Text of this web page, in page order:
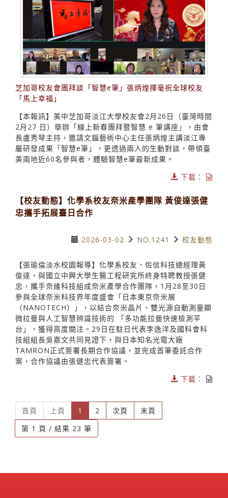
芝加哥校友會團拜談「智慧e筆」張炳煌揮毫祝全球校友
「馬上幸福」
【本報訊】美中芝加哥淡江大學校友會2月26日（臺灣時間
2月27 日）舉辦「線上新春團拜暨智慧 e 筆講座」，由會
長盧秀琴主持，邀請文錙藝術中心主任張炳煌主講淡江專
屬研發成果「智慧e筆」，更透過兩人的生動對談，帶領臺
美兩地近60名參與者，體驗智慧e筆最新成果。
下載：
【校友動態】化學系校友奈米產學團隊 黃俊達張健
忠攜手拓展臺日合作
2026-03-02 NO.1241 校友動態
【張瑜倫淡水校園報導】化學系校友、佐信科技總經理黃
俊達，與國立中興大學生醫工程研究所終身特聘教授張健
忠，攜手奈維科技組成奈米產學合作團隊，1月28至30日
參與全球奈米科技界年度盛會「日本東京奈米展
（NANOTECH）」，以結合奈米晶片、雙光源自動測量顯
微拉曼與人工智慧辨識技術的 「多功能拉曼快速檢測平
台」，獲得高度關注。29日在駐日代表李逸洋及國科會科
技組組長吳嘉文共同見證下，與日本知名光電大廠
TAMRON正式簽署長期合作協議，並完成首筆委託合作
案，合作協議由張健忠代表簽署。
下載：
首頁 上頁 1 (current)
2 次頁
末頁
第 1 頁 / 結果 23 筆